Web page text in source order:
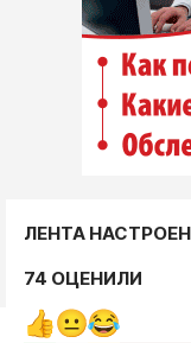
ЛЕНТА
74 ОЦЕНИЛИ